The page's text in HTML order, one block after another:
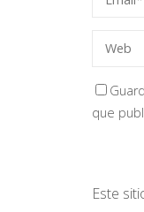
que
Este